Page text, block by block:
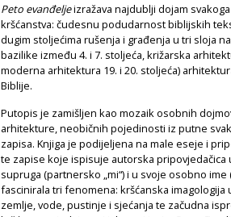
Peto evanđeljeizražava najdublji dojam
kršćanstva: čudesnu podudarnost biblijskih
dugim stoljećima rušenja i građenja u tri sloja
bazilike između 4. i 7. stoljeća, križarska
moderna arhitektura 19. i 20. stoljeća)
Biblije.
Putopis je zamišljen kao mozaik osobnih
arhitekture, neobičnih pojedinosti iz putne
zapisa. Knjiga je podijeljena na male eseje i
te zapise koje ispisuje autorska pripovjedačica
supruga (partnersko „mi“) i u svoje osobno
fascinirala tri fenomena: kršćanska
zemlje, vode, pustinje i sjećanja te začudna